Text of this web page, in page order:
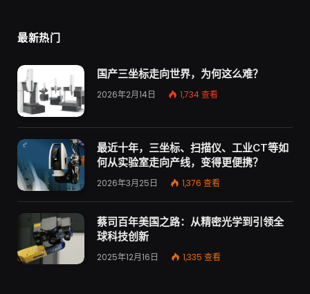
最新热门
国产三坐标走向世界，为何这么难？
2026年2月14日 1,734查看
最近十年，三坐标、扫描仪、工业CT等如
何从实验室走向产线，变得更便携？
2026年3月25日 1,376 查看
蔡司百年美国之路：从精密光学到引领全
球科技创新
2025年12月16日 1,335 查看